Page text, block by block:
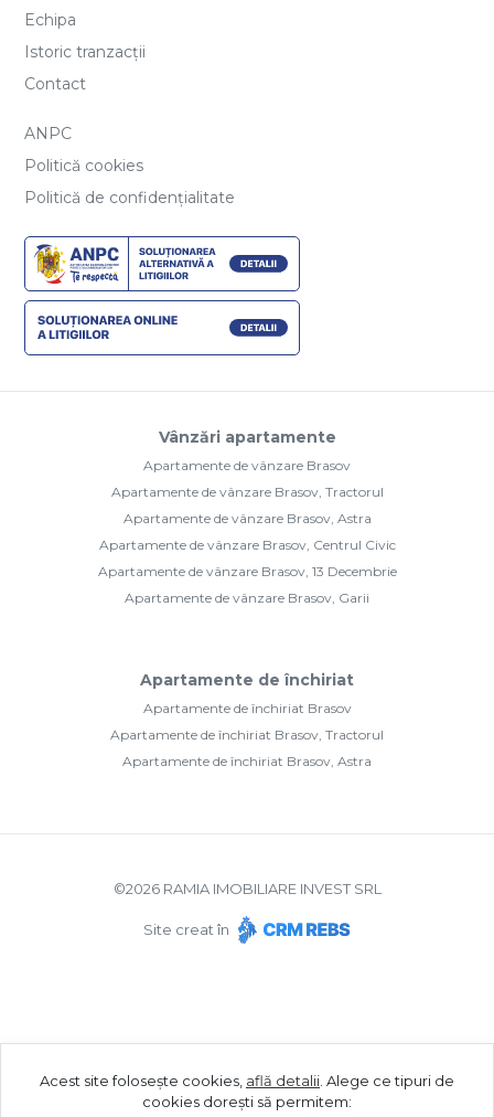
Echipa
Istoric tranzacții
Contact
ANPC
Politică cookies
Politică de confidențialitate
Vânzări apartamente
Apartamente de vânzare Brasov
Apartamente de vânzare Brasov, Tractorul
Apartamente de vânzare Brasov, Astra
Apartamente de vânzare Brasov, Centrul Civic
Apartamente de vânzare Brasov, 13 Decembrie
Apartamente de vânzare Brasov, Garii
Apartamente de închiriat
Apartamente de închiriat Brasov
Apartamente de închiriat Brasov, Tractorul
Apartamente de închiriat Brasov, Astra
©2026RAMIA IMOBILIARE INVEST SRL
Site creat în
Acest site folosește cookies, află detalii Alege ce tipuri de
cookies dorești să permitem: